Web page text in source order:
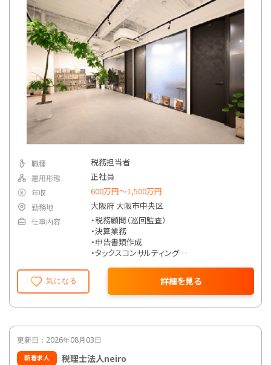
変更の範囲：勤務場所の限定はない
気になる 詳細を見る
職種 税務担当者
雇用形態 正社員
年収 600万円〜1,500万円
勤務地 大阪府 大阪市中央区
仕事内容
・税務顧問（巡回監査）
・決算業務
・申告書類作成
・タックスコンサルティング
・クラウド会計導入支援
※上記以外にも、経験年数や勤続年数、本人の
要望に応じて資金調達支援や相続対策、組織
更新日：2026年08月03日
新着求人 税理士法人neiro